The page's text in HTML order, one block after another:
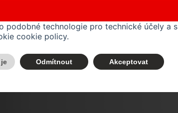
technologie pro technické účely a
cookie policy.
Odmítnout Akceptovat